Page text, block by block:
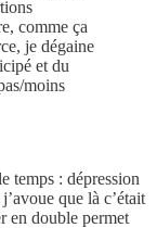
comme ça
je dégaine
et du
moins
temps : dépression
que là c’était
en double permet